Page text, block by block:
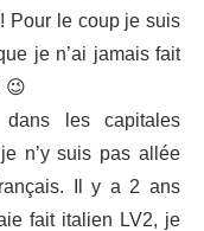
Pour le coup je suis
je n’ai jamais fait
😉
les capitales
n’y suis pas allée
Il y a 2 ans
fait italien LV2, je